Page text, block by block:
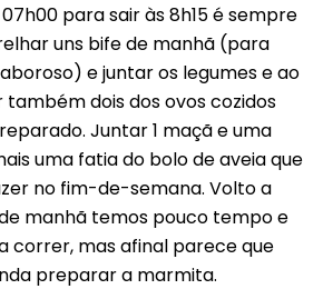
para sair às 8h15 é sempre
uns bife de manhã (para
e juntar os legumes e ao
também dois dos ovos cozidos
Juntar 1 maçã e uma
uma fatia do bolo de aveia que
no fim-de-semana. Volto a
manhã temos pouco tempo e
correr, mas afinal parece que
preparar a marmita.